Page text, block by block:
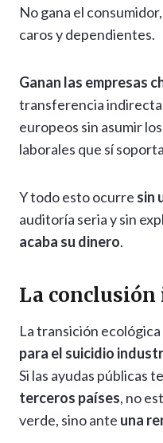
No gana el
caros y dependientes.
Ganan las empresas
transferencia
europeos sin asumir
laborales que sí
Y todo esto ocurre sin
auditoría seria y sin
acaba su dinero.
La conclusión
La transición ecológica
para el suicidio
Si las ayudas públicas
terceros países, no
verde, sino ante una